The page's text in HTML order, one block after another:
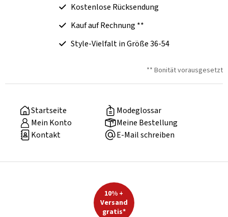
Kostenlose Rücksendung
Kauf auf Rechnung **
Style-Vielfalt in Größe 36-54
** Bonität vorausgesetzt
Startseite
Modeglossar
Mein Konto
Meine Bestellung
Kontakt
E-Mail schreiben
10% +
Versand
gratis*